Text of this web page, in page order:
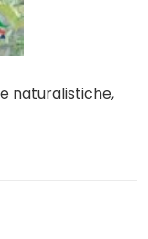
naturalistiche,